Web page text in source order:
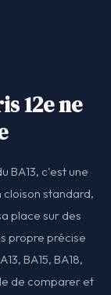
12e ne
BA13, c'est une
cloison standard,
place sur des
propre précise
BA15, BA18,
de comparer et